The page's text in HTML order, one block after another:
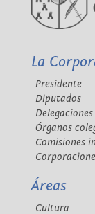
La
Presidente
Diputados
Delegaciones
Órganos
Comisiones
Áreas
Cultura